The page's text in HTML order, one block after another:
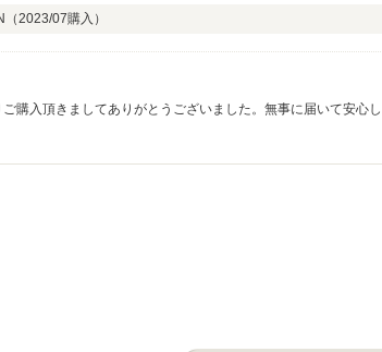
（2023/07購入）